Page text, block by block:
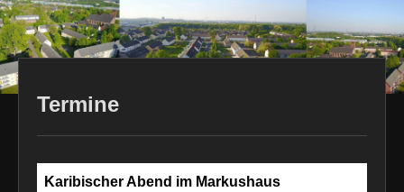
Inhalt
springen
Termine
Karibischer Abend im Markushaus